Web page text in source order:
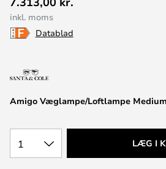
til
starten
af
Amigo Væglampe/Loftlampe
inkl. moms
Datablad
1 LÆG I